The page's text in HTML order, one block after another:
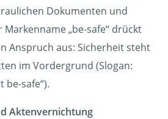
Dokumenten und
„be-safe“ drückt
Anspruch aus: Sicherheit steht
im Vordergrund (Slogan:
be-safe“).
Aktenvernichtung